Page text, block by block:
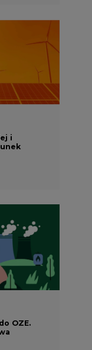
i
OZE.